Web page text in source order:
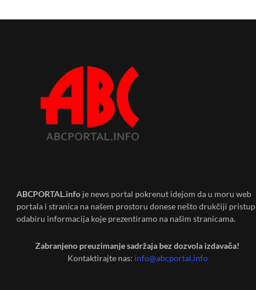
ABCPORTAL.info je news portal pokrenut idejom da u moru web
portala i stranica na našem prostoru donese nešto drukčiji pristup
odabiru informacija koje prezentiramo na našim stranicama.
Zabranjeno preuzimanje sadržaja bez dozvola izdavača!
Kontaktirajte nas: info@abcportal.info